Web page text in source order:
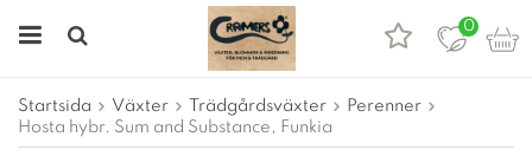
0
Startsida Växter Trädgårdsväxter
Perenner
Hosta hybr. Sum and Substance, Funkia